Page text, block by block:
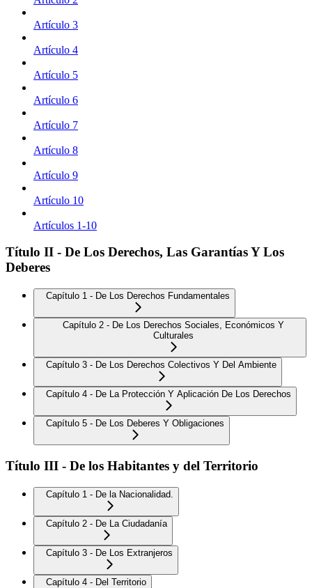
Artículo 3
Artículo 4
Artículo 5
Artículo 6
Artículo 7
Artículo 8
Artículo 9
Artículo 10
Artículos 1-10
Título II - De Los Derechos, Las Garantías Y Los
Deberes
Capítulo 1 - De Los Derechos Fundamentales
Capítulo 2 - De Los Derechos Sociales, Económicos Y
Culturales
Capítulo 3 - De Los Derechos Colectivos Y Del Ambiente
Capítulo 4 - De La Protección Y Aplicación De Los Derechos
Capítulo 5 - De Los Deberes Y Obligaciones
Título III - De los Habitantes y del Territorio
Capítulo 1 - De la Nacionalidad.
Capítulo 2 - De La Ciudadanía
Capítulo 3 - De Los Extranjeros
Capítulo 4 - Del Territorio